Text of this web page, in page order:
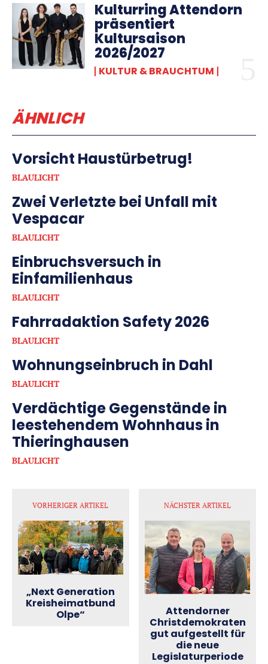
Kulturring Attendorn
präsentiert
Kultursaison
2026/2027
KULTUR & BRAUCHTUM
ÄHNLICH
Vorsicht Haustürbetrug!
BLAULICHT
Zwei Verletzte bei Unfall mit
Vespacar
BLAULICHT
Einbruchsversuch in
Einfamilienhaus
BLAULICHT
Fahrradaktion Safety 2026
BLAULICHT
Wohnungseinbruch in Dahl
BLAULICHT
Verdächtige Gegenstände in
leestehendem Wohnhaus in
Thieringhausen
BLAULICHT
VORHERIGER ARTIKEL
„Next Generation
Kreisheimatbund
Olpe“
NÄCHSTER ARTIKEL
Attendorner
Christdemokraten
gut aufgestellt für
die neue
Legislaturperiode